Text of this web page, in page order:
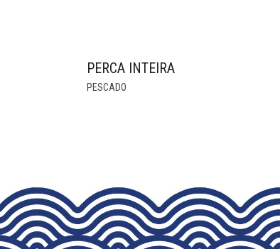
PERCA INTEIRA
PESCADO
MAY
BE
CHOSEN
ON